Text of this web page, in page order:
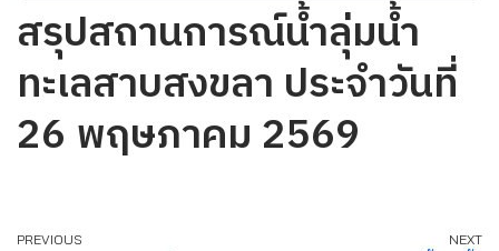
สรุปสถานการณ์น้ำลุ่มน้ำ
ทะเลสาบสงขลา ประจำวันที่
26 พฤษภาคม 2569
PREVIOUS NEXT